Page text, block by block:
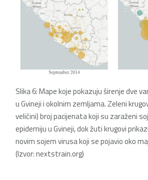
Slika 6: Mape kojepokazujuširenje dve
u Gvineji i okolnim zemljama. Zeleni
veličini) broj pacijenata koji su zaraženi
epidemiju u Gvineji, dok žuti krugovi
novim sojem virusa koji se pojavio oko
(Izvor: nextstrain.org)